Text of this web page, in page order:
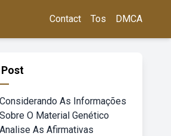
Contact Tos DMCA
Considerando As Informações
Sobre O Material Genético
Analise As Afirmativas